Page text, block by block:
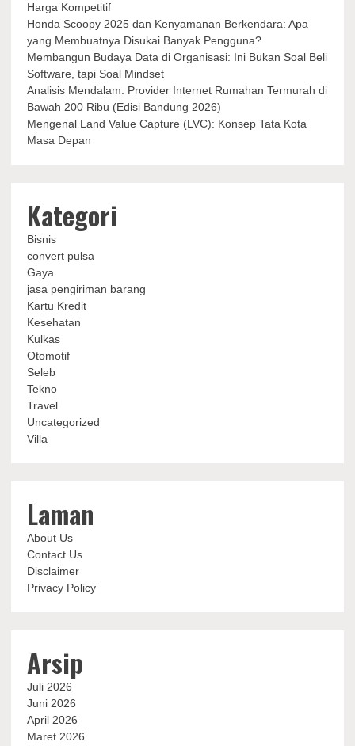
Harga Kompetitif
Honda Scoopy 2025 dan Kenyamanan Berkendara: Apa
yang Membuatnya Disukai Banyak Pengguna?
Membangun Budaya Data di Organisasi: Ini Bukan Soal Beli
Software, tapi Soal Mindset
Analisis Mendalam: Provider Internet Rumahan Termurah di
Bawah 200 Ribu (Edisi Bandung 2026)
Mengenal Land Value Capture (LVC): Konsep Tata Kota
Masa Depan
Kategori
Bisnis
convert pulsa
Gaya
jasa pengiriman barang
Kartu Kredit
Kesehatan
Kulkas
Otomotif
Seleb
Tekno
Travel
Uncategorized
Villa
Laman
About Us
Contact Us
Disclaimer
Privacy Policy
Arsip
Juli 2026
Juni 2026
April 2026
Maret 2026